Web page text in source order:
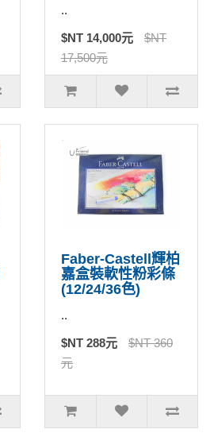
..
$NT 14,000元
$NT
17,500元
Faber-Castell輝柏
嘉盒裝軟性粉彩條
(12/24/36色)
..
$NT 288元
$NT 360
元